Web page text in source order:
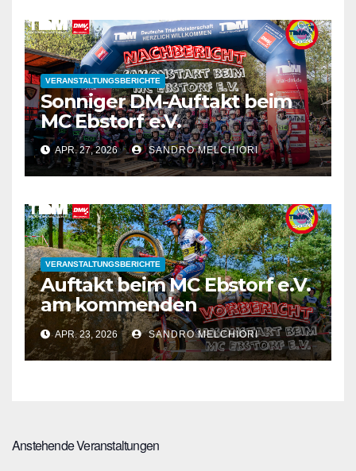
VERANSTALTUNGSBERICHTE
Sonniger DM-Auftakt beim
MC Ebstorf e.V.
APR. 27, 2026 SANDRO MELCHIORI
VERANSTALTUNGSBERICHTE
Auftakt beim MC Ebstorf e.V.
am kommenden
Wochenende
APR. 23, 2026 SANDRO MELCHIORI
Anstehende Veranstaltungen